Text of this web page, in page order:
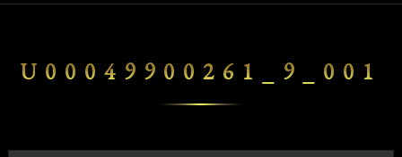
U00049900261_9_001